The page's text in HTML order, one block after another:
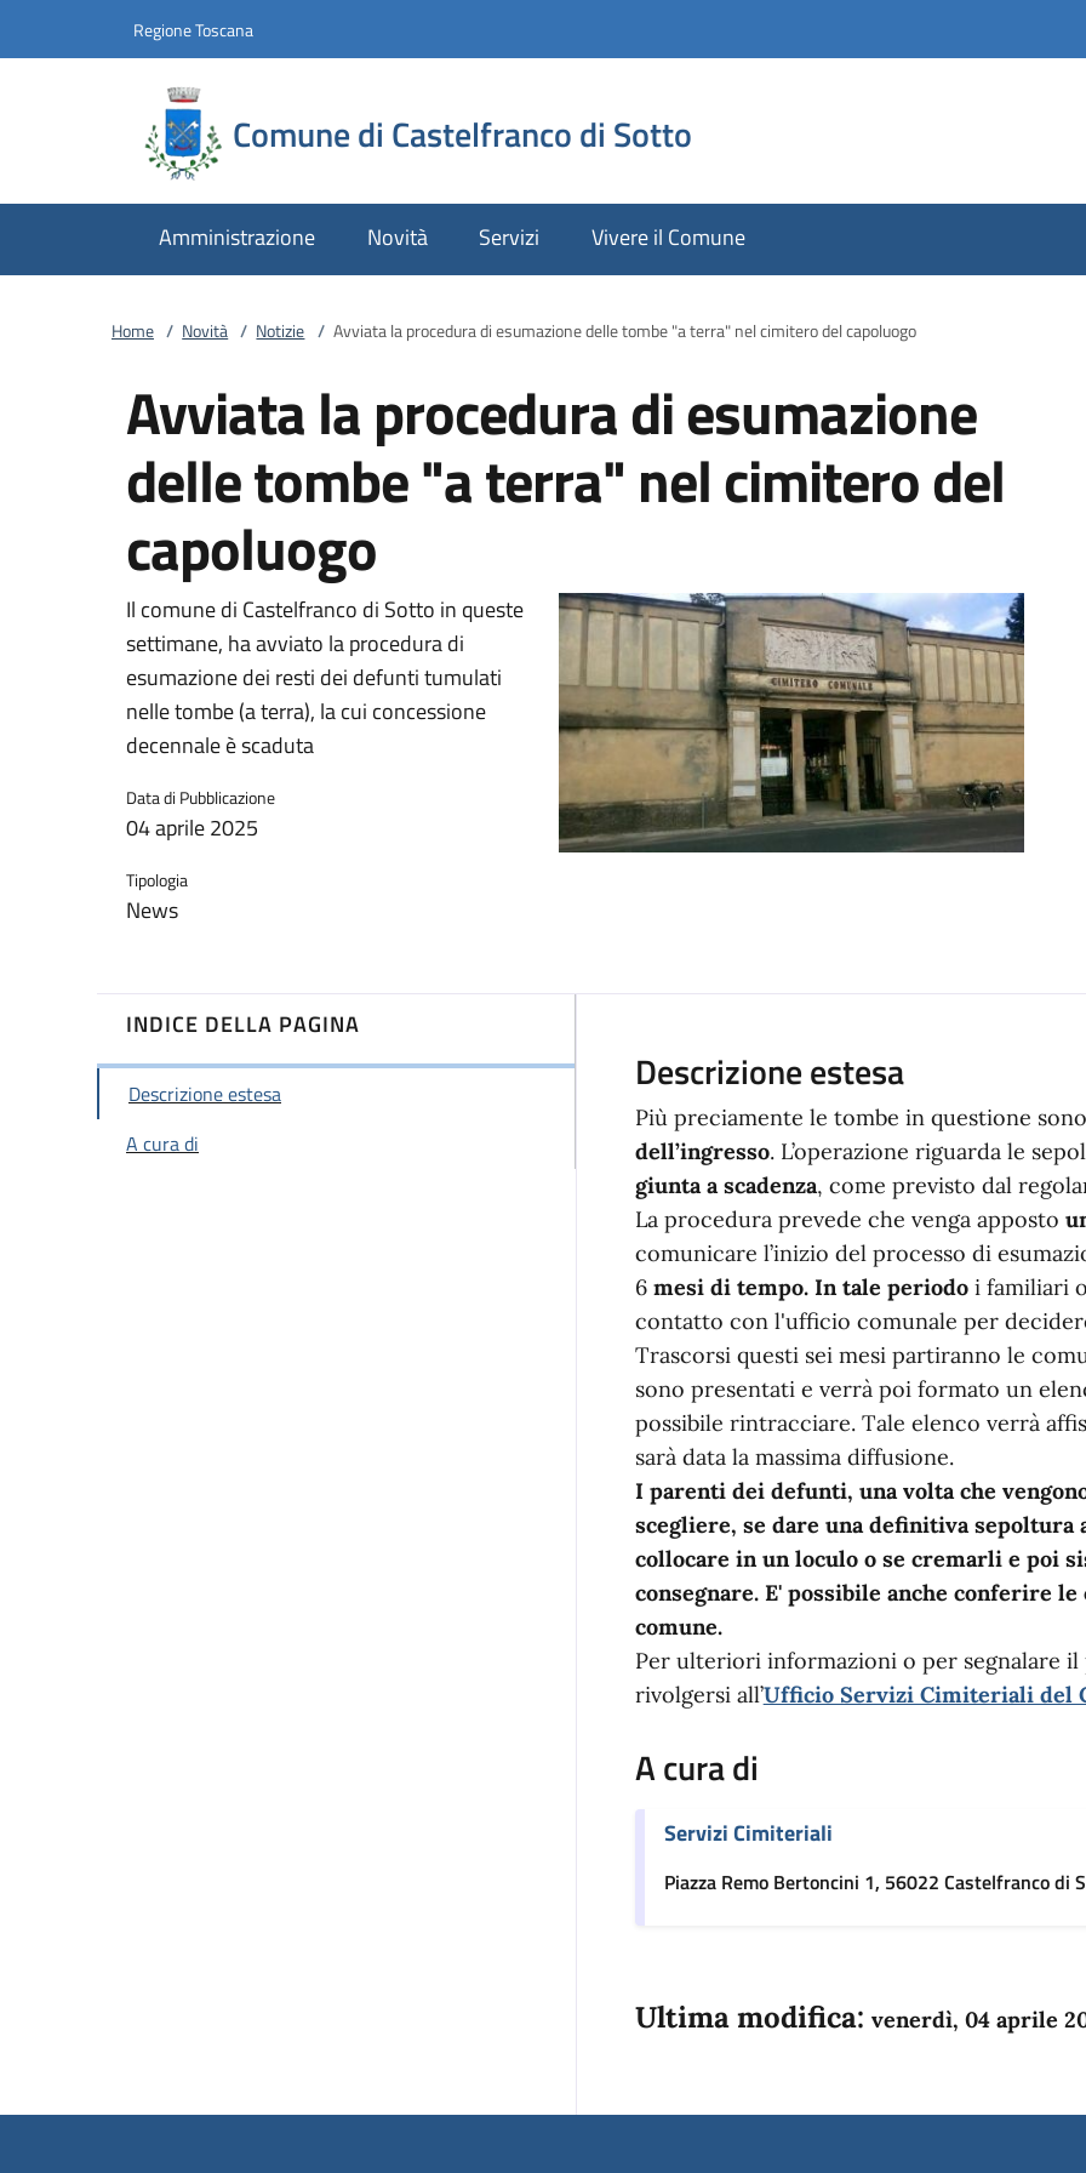
Regione Toscana
Comune di Castelfranco di Sotto
Amministrazione Novità Servizi Vivere il Comune
Home / Novità / Notizie / Avviata la procedura di esumazione delle tombe "a terra" nel cimitero del capoluogo
Avviata la procedura di esumazione
delle tombe "a terra" nel cimitero del
capoluogo
Il comune di Castelfranco di Sotto in queste
settimane, ha avviato la procedura di
esumazione dei resti dei defunti tumulati
nelle tombe (a terra), la cui concessione
decennale è scaduta
Data di Pubblicazione
04 aprile 2025
Tipologia
News
INDICE DELLA PAGINA
Descrizione estesa
A cura di
Descrizione estesa
Più preciamente le tombe in questione
dell’ingresso. L’operazione riguarda le
giunta a scadenza, come previsto dal
La procedura prevede che venga apposto
comunicare l’inizio del processo di
6mesi di tempo. In tale periodoi familiari
contatto con l'ufficio comunale per
Trascorsi questi sei mesi partiranno le
sono presentati e verrà poi formato un
possibile rintracciare. Tale elenco verrà
sarà data la massima diffusione.
I parenti dei defunti, una volta che
scegliere, se dare una definitiva sepoltura
collocare in un loculo o se cremarli e poi
consegnare. E' possibile anche conferire
comune.
Per ulteriori informazioni o per segnalare
rivolgersi all’Ufficio Servizi Cimiteriali del
A cura di
Servizi Cimiteriali
Piazza Remo Bertoncini 1, 56022 Castelfranco di
Ultima modifica: venerdì, 04 aprile